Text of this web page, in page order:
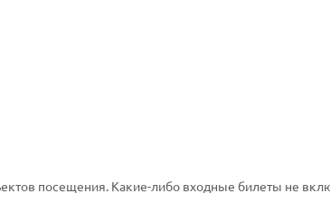
посещения. Какие-либо входные билеты не